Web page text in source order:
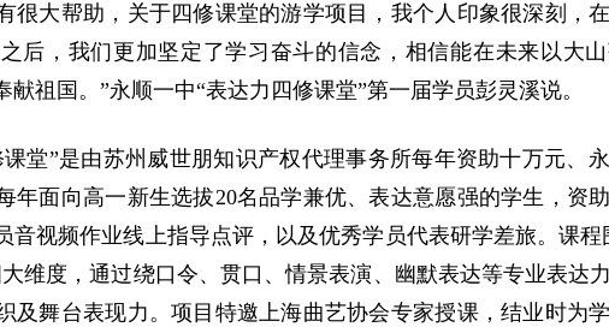
很大帮助，关于四修课堂的游学项目，我个人印象很深刻，
后，我们更加坚定了学习奋斗的信念，相信能在未来以大
祖国。”永顺一中“表达力四修课堂”第一届学员彭灵溪说。
堂”是由苏州威世朋知识产权代理事务所每年资助十万元、
年面向高一新生选拔20名品学兼优、表达意愿强的学生，资
音视频作业线上指导点评，以及优秀学员代表研学差旅。课程
维度，通过绕口令、贯口、情景表演、幽默表达等专业表达
及舞台表现力。项目特邀上海曲艺协会专家授课，结业时为